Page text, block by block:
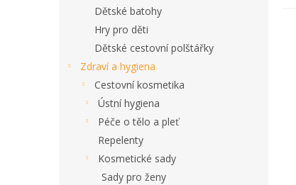
Dětské batohy
Hry pro děti
Dětské cestovní polštářky
Zdraví a hygiena
Cestovní kosmetika
Ústní hygiena
Péče o tělo a pleť
Repelenty
Kosmetické sady
Sady pro ženy